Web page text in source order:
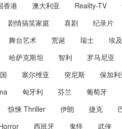
香港 澳大利亚 Reality-TV
剧情搞笑家庭 喜剧 纪录片
舞台艺术 荒诞 瑞士 埃及
哈萨克斯坦 智利 罗马尼亚
塞尔维亚 突尼斯 保加利
匈牙利 芬兰 葡萄牙
惊悚 Thriller 伊朗 捷克
西班牙 鬼怪 武侠